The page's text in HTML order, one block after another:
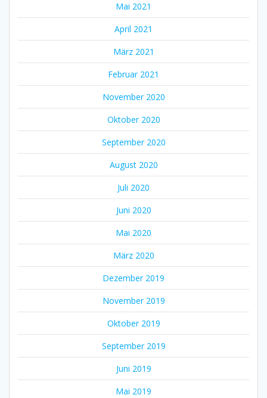
Mai 2021
April 2021
März 2021
Februar 2021
November 2020
Oktober 2020
September 2020
August 2020
Juli 2020
Juni 2020
Mai 2020
März 2020
Dezember 2019
November 2019
Oktober 2019
September 2019
Juni 2019
Mai 2019